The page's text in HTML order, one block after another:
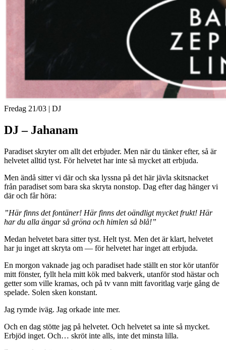
Fredag 21/03 | DJ
DJ – Jahanam
Paradiset skryter om allt det erbjuder. Men när du tänker efter, så är
helvetet alltid tyst. För helvetet har inte så mycket att erbjuda.
Men ändå sitter vi där och ska lyssna på det här jävla skitsnacket
från paradiset som bara ska skryta nonstop. Dag efter dag hänger vi
där och får höra:
”Här finns det fontäner! Här finns det oändligt mycket frukt! Här
har du alla ängar så gröna och himlen så blå!”
Medan helvetet bara sitter tyst. Helt tyst. Men det är klart, helvetet
har ju inget att skryta om — för helvetet har inget att erbjuda.
En morgon vaknade jag och paradiset hade ställt en stor kör utanför
mitt fönster, fyllt hela mitt kök med bakverk, utanför stod hästar och
getter som ville kramas, och på tv vann mitt favoritlag varje gång de
spelade. Solen sken konstant.
Jag rymde iväg. Jag orkade inte mer.
Och en dag stötte jag på helvetet. Och helvetet sa inte så mycket.
Erbjöd inget. Och… skröt inte alls, inte det minsta lilla.